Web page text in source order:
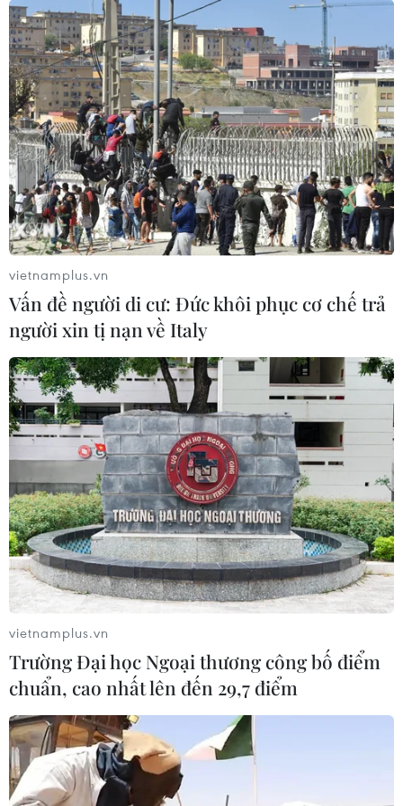
trận động đất lớn ngoài khơi miền Nam Philippines.
vietnamplus.vn
Vấn đề người di cư: Đức khôi phục cơ chế trả
người xin tị nạn về Italy
vietnamplus.vn
Trường Đại học Ngoại thương công bố điểm
chuẩn, cao nhất lên đến 29,7 điểm